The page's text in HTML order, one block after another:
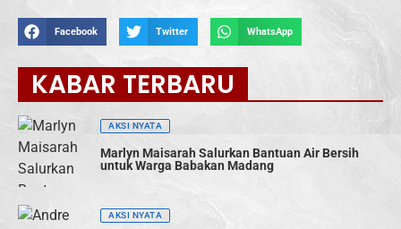
Facebook Twitter WhatsApp
KABAR TERBARU
AKSI NYATA
Marlyn Maisarah Salurkan Bantuan Air Bersih
untuk Warga Babakan Madang
AKSI NYATA